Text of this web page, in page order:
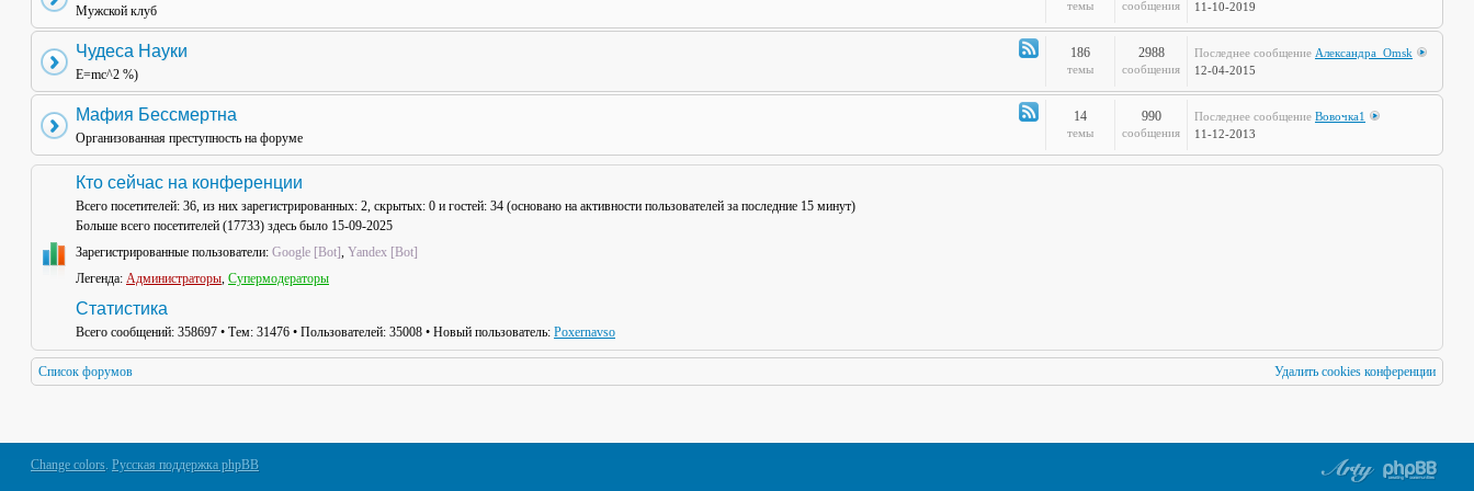
Канал
-
Стальная
Мужской клуб темы сообщения 11-10-2019
Канал
-
Чудеса Науки
E=mc^2 %)
186
темы
2988
сообщения
Последнее сообщение Александра_Omsk
12-04-2015
Канал
-
Мафия Бессмертна
Организованная преступность на форуме
14
темы
990
сообщения
Последнее сообщение Вовочка1
11-12-2013
Кто сейчас на конференции
Всего посетителей: 36, из них зарегистрированных: 2, скрытых: 0 и гостей: 34 (основано на активности пользователей за последние 15 минут)
Больше всего посетителей (17733) здесь было 15-09-2025
Зарегистрированные пользователи: Google [Bot], Yandex [Bot]
Легенда: Администраторы, Супермодераторы
Статистика
Всего сообщений: 358697 • Тем: 31476 • Пользователей: 35008 • Новый пользователь: Poxernavso
Список форумов Удалить cookies конференции
Change colors. Русская поддержка phpBB